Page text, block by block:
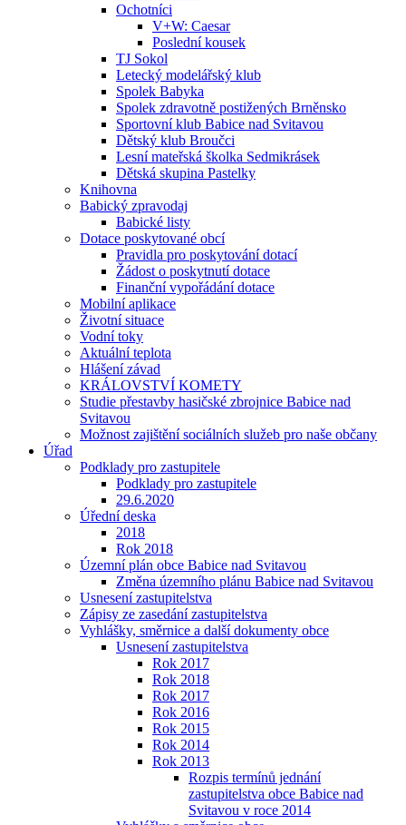
Ochotníci
V+W: Caesar
Poslední kousek
TJ Sokol
Letecký modelářský klub
Spolek Babyka
Spolek zdravotně postižených Brněnsko
Sportovní klub Babice nad Svitavou
Dětský klub Broučci
Lesní mateřská školka Sedmikrásek
Dětská skupina Pastelky
Knihovna
Babický zpravodaj
Babické listy
Dotace poskytované obcí
Pravidla pro poskytování dotací
Žádost o poskytnutí dotace
Finanční vypořádání dotace
Mobilní aplikace
Životní situace
Vodní toky
Aktuální teplota
Hlášení závad
KRÁLOVSTVÍ KOMETY
Studie přestavby hasičské zbrojnice Babice nad
Svitavou
Možnost zajištění sociálních služeb pro naše občany
Úřad
Podklady pro zastupitele
Podklady pro zastupitele
29.6.2020
Úřední deska
2018
Rok 2018
Územní plán obce Babice nad Svitavou
Změna územního plánu Babice nad Svitavou
Usnesení zastupitelstva
Zápisy ze zasedání zastupitelstva
Vyhlášky, směrnice a další dokumenty obce
Usnesení zastupitelstva
Rok 2017
Rok 2018
Rok 2017
Rok 2016
Rok 2015
Rok 2014
Rok 2013
Rozpis termínů jednání
zastupitelstva obce Babice nad
Svitavou v roce 2014